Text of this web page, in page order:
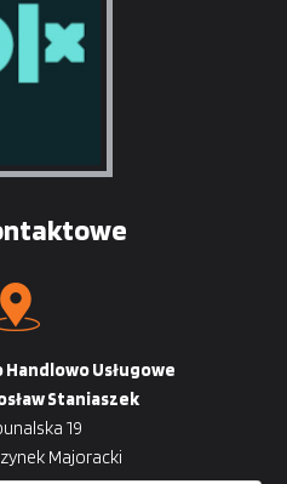
Usługowe
Staniaszek
19
Majoracki